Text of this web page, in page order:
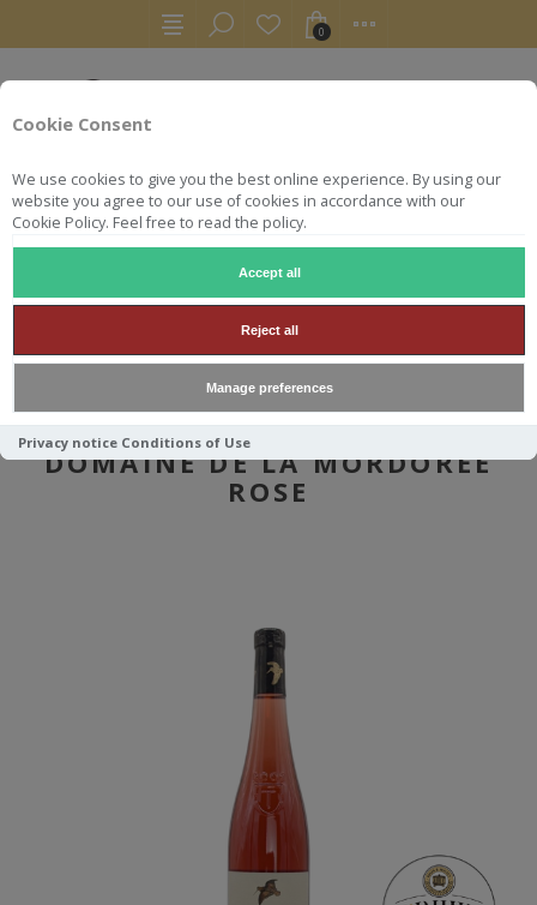
Cookie Consent
We use cookies to give you the best online experience. By using our
website you agree to our use of cookies in accordance with our
Cookie Policy. Feel free to read the policy.
Accept all
Reject all
Manage preferences
Privacy notice Conditions of Use
0
TAVEL 2023 LA DAME ROUSSE DOMAINE DE LA MORDOREE
TAVEL 2023 LA DAME ROUSSE
DOMAINE DE LA MORDOREE
ROSE